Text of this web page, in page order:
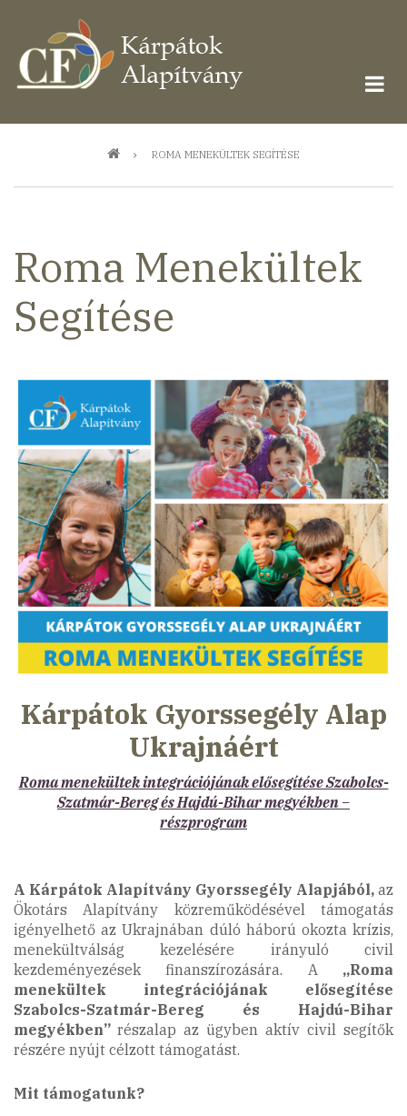
tartalomra
ROMA MENEKÜLTEK SEGÍTÉSE
Roma Menekültek
Segítése
Kárpátok Gyorssegély Alap
Ukrajnáért
Roma menekültek integrációjának elősegítése Szabolcs-
Szatmár-Bereg és Hajdú-Bihar megyékben –
részprogram
A Kárpátok Alapítvány Gyorssegély Alapjából, az
Ökotárs Alapítvány közreműködésével támogatás
igényelhető az Ukrajnában dúló háború okozta krízis,
menekültválság kezelésére irányuló civil
kezdeményezések finanszírozására. A „Roma
menekültek integrációjának elősegítése
Szabolcs-Szatmár-Bereg és Hajdú-Bihar
megyékben” részalap az ügyben aktív civil segítők
részére nyújt célzott támogatást.
Mit támogatunk?